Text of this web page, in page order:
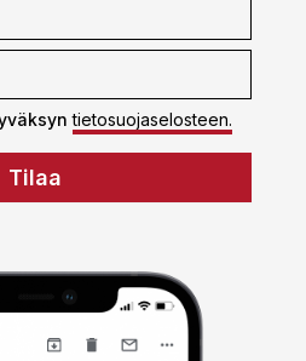
tietosuojaselosteen.
Tilaa